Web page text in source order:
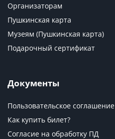
Организаторам
Пушкинская карта
Музеям (Пушкинская карта)
Подарочный сертификат
Документы
Пользовательское соглашение
Как купить билет?
Согласие на обработку ПД